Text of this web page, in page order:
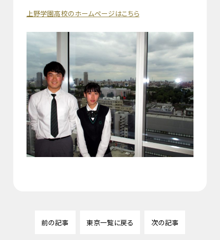
上野学園高校のホームページはこちら
前の記事 東京一覧に戻る 次の記事